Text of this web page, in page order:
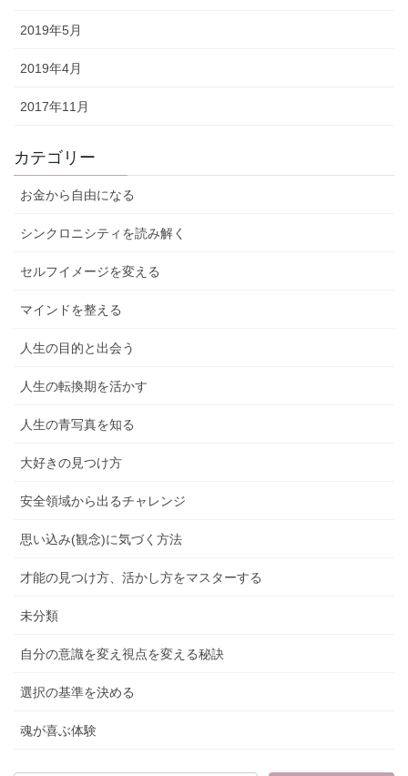
2019年5月
2019年4月
2017年11月
カテゴリー
お金から自由になる
シンクロニシティを読み解く
セルフイメージを変える
マインドを整える
人生の目的と出会う
人生の転換期を活かす
人生の青写真を知る
大好きの見つけ方
安全領域から出るチャレンジ
思い込み(観念)に気づく方法
才能の見つけ方、活かし方をマスターする
未分類
自分の意識を変え視点を変える秘訣
選択の基準を決める
魂が喜ぶ体験